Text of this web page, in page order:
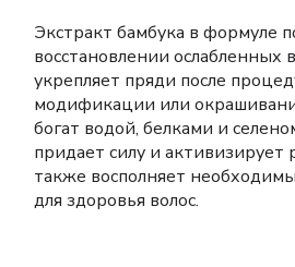
Экстракт бамбука в формуле
восстановлении ослабленных
укрепляет пряди после
модификации или
богат водой, белками и
придает силу и активизирует
также восполняет
для здоровья волос.